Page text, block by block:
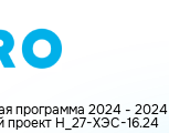
программа 2024 - 2024
проект H_27-ХЭС-16.24